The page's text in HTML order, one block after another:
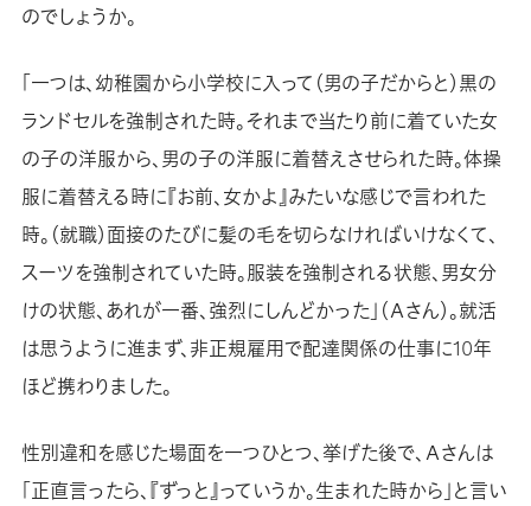
のでしょうか。
「一つは、幼稚園から小学校に入って（男の子だからと）黒の
ランドセルを強制された時。それまで当たり前に着ていた女
の子の洋服から、男の子の洋服に着替えさせられた時。体操
服に着替える時に『お前、女かよ』みたいな感じで言われた
時。（就職）面接のたびに髪の毛を切らなければいけなくて、
スーツを強制されていた時。服装を強制される状態、男女分
けの状態、あれが一番、強烈にしんどかった」（Ａさん）。就活
は思うように進まず、非正規雇用で配達関係の仕事に10年
ほど携わりました。
性別違和を感じた場面を一つひとつ、挙げた後で、Ａさんは
「正直言ったら、『ずっと』っていうか。生まれた時から」と言い